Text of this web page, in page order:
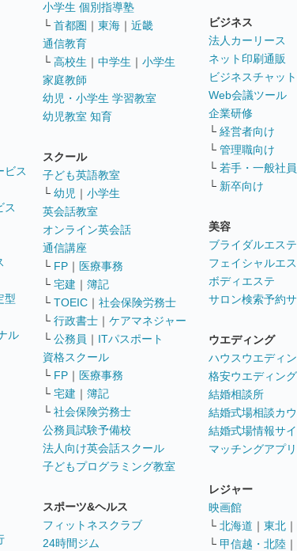
ビス
ス
型
ル
小学生 個別指導塾
└ 首都圏 ｜ 東海 ｜ 近畿
通信教育
└ 高校生 ｜ 中学生 ｜ 小学生
家庭教師
幼児・小学生 学習教室
幼児教室 知育
スクール
子ども英語教室
└ 幼児 ｜ 小学生
英会話教室
オンライン英会話
通信講座
└ FP ｜ 医療事務
└ 宅建 ｜ 簿記
└ TOEIC ｜ 社会保険労務士
└ 行政書士 ｜ ケアマネジャー
└ 公務員 ｜ ITパスポート
資格スクール
└ FP ｜ 医療事務
└ 宅建 ｜ 簿記
└ 社会保険労務士
公務員試験予備校
法人向け英会話スクール
子どもプログラミング教室
スポーツ&ヘルス
フィットネスクラブ
24時間ジム
ビジネス
法人カーリース
ネット印刷通販
ビジネスチャッ
Web会議ツール
企業研修
└ 経営者向け
└ 管理職向け
└ 若手・一般社
└ 新卒向け
美容
ブライダルエステ
フェイシャルエ
ボディエステ
サロン検索予約
ウエディング
ハウスウエディ
格安ウエディング
結婚相談所
結婚式場相談カ
結婚式場情報サイ
マッチングアプリ
レジャー
映画館
└ 北海道 ｜ 東北 ｜
└ 甲信越・北陸 ｜